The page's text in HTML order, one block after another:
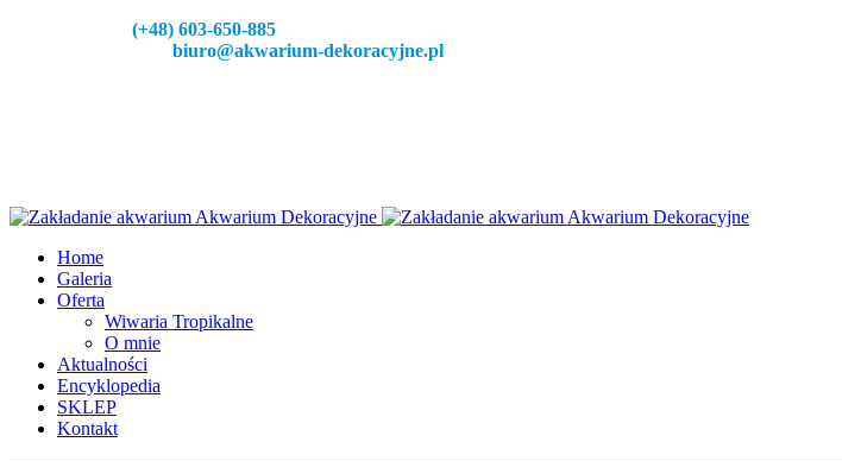
(+48) 603-650-885
biuro@akwarium-dekoracyjne.pl
Home
Galeria
Oferta
Wiwaria Tropikalne
O mnie
Aktualności
Encyklopedia
SKLEP
Kontakt